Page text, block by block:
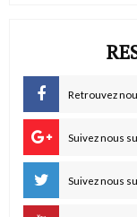
Retrouvez
Suivez nous
Suivez nous